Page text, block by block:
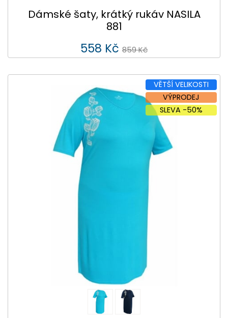
Dámské šaty, krátký rukáv NASILA
881
558 Kč 859 Kč
VĚTŠÍ VELIKOSTI
VÝPRODEJ
SLEVA -50%